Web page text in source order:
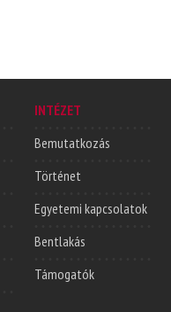
INTÉZET
Bemutatkozás
Történet
Egyetemi kapcsolatok
Bentlakás
Támogatók